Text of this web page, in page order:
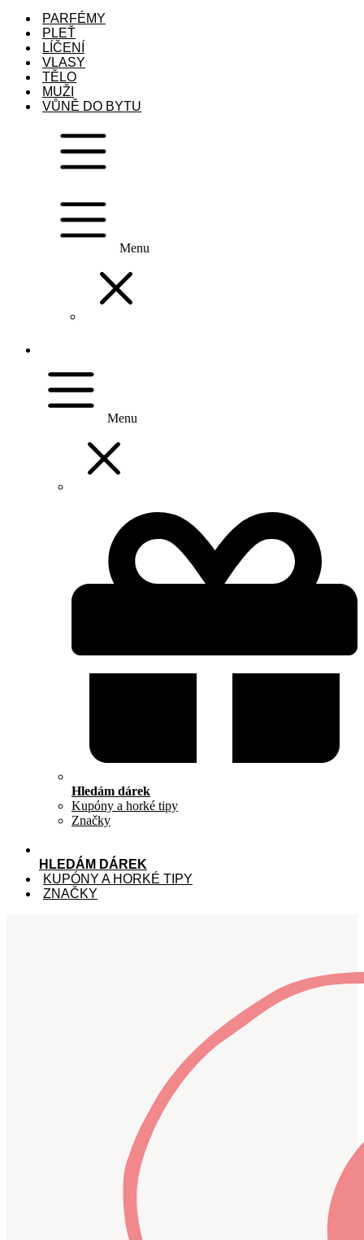
PARFÉMY
PLEŤ
LÍČENÍ
VLASY
TĚLO
MUŽI
VŮNĚ DO BYTU
Menu
Menu
Hledám dárek
Kupóny a horké tipy
Značky
HLEDÁM DÁREK
KUPÓNY A HORKÉ TIPY
ZNAČKY